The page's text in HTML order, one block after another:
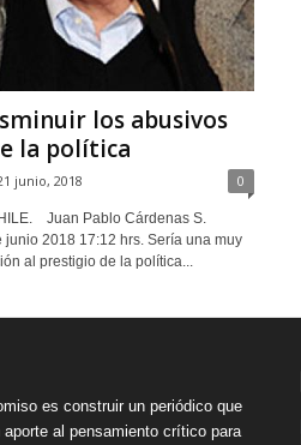
los abusivos
la política
junio, 2018 0
Juan Pablo Cárdenas S.
junio 2018 17:12 hrs. Sería una muy
al prestigio de la política...
es construir un periódico que
aporte al pensamiento crítico para